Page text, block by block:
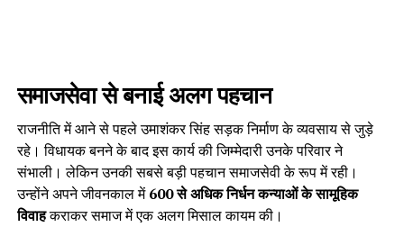
समाजसेवा से बनाई अलग पहचान
राजनीति में आने से पहले उमाशंकर सिंह सड़क निर्माण के व्यवसाय से जुड़े
रहे। विधायक बनने के बाद इस कार्य की जिम्मेदारी उनके परिवार ने
संभाली। लेकिन उनकी सबसे बड़ी पहचान समाजसेवी के रूप में रही।
उन्होंने अपने जीवनकाल में600 से अधिक निर्धन कन्याओं के सामूहिक
विवाहकराकर समाज में एक अलग मिसाल कायम की।